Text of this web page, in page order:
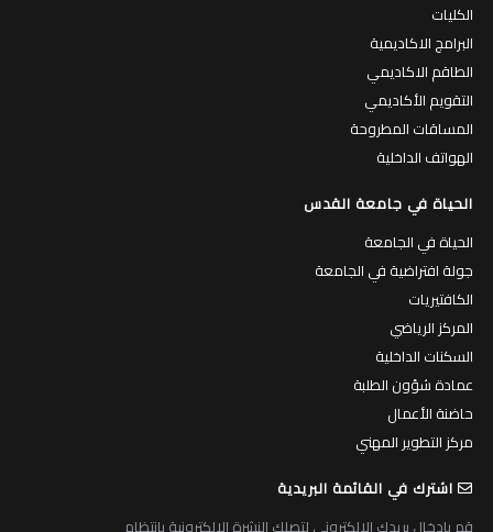
الكليات
البرامج الاكاديمية
الطاقم الاكاديمي
التقويم الأكاديمي
المساقات المطروحة
الهواتف الداخلية
الحياة في جامعة القدس
الحياة في الجامعة
جولة افتراضية في الجامعة
الكافتيريات
المركز الرياضي
السكنات الداخلية
عمادة شؤون الطلبة
حاضنة الأعمال
مركز التطوير المهني
اشترك في القائمة البريدية
قم بادخال بريدك الالكتروني لتصلك النشرة الالكترونية بانتظام